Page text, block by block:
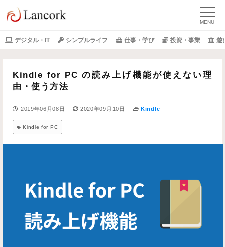
デジタル・IT シンプルライフ 仕事・学び 投資・事業 遊
Kindle for PC の読み上げ機能が使えない理
由・使う方法
2019年06月08日 2020年09月10日 Kindle
Kindle for PC